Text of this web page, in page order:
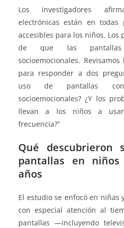
Los investigadores
electrónicas están en todas
accesibles para los niños.
de que las pantallas
socioemocionales.
para responder a dos
uso de pantallas
socioemocionales? ¿Y los
llevan a los niños a
frecuencia?”
Qué descubrieron
pantallas en
años
El estudio se enfocó en niñas
con especial atención al
pantallas —incluyendo